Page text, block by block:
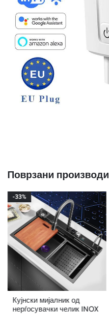
Поврзани производи
Кујнски мијалник од
нерѓосувачки челик INOX
-33%